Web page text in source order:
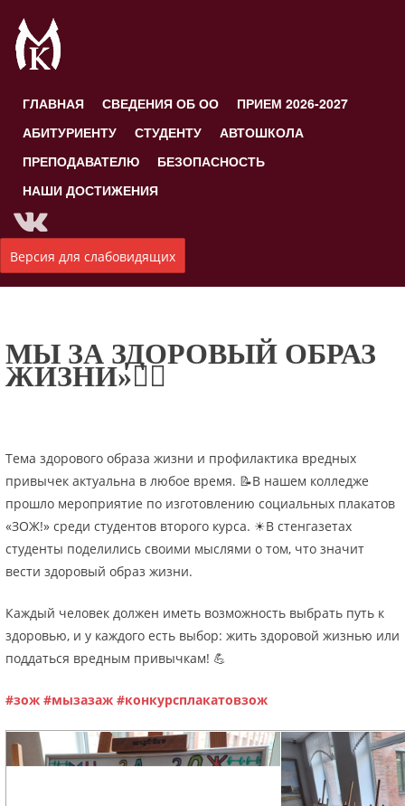
ГЛАВНАЯ СВЕДЕНИЯ ОБ ОО
ПРИЕМ 2026-2027
АБИТУРИЕНТУ
СТУДЕНТУ
АВТОШКОЛА
ПРЕПОДАВАТЕЛЮ
БЕЗОПАСНОСТЬ
НАШИ ДОСТИЖЕНИЯ
Версия для слабовидящих
МЫ ЗА ЗДОРОВЫЙ ОБРАЗ
ЖИЗНИ»🤽‍♀
Тема здорового образа жизни и профилактика вредных
привычек актуальна в любое время. 📝В нашем колледже
прошло мероприятие по изготовлению социальных плакатов
«ЗОЖ!» среди студентов второго курса. ☀В стенгазетах
студенты поделились своими мыслями о том, что значит
вести здоровый образ жизни.
Каждый человек должен иметь возможность выбрать путь к
здоровью, и у каждого есть выбор: жить здоровой жизнью или
поддаться вредным привычкам! 💪
#зож #мызазаж #конкурсплакатовзож